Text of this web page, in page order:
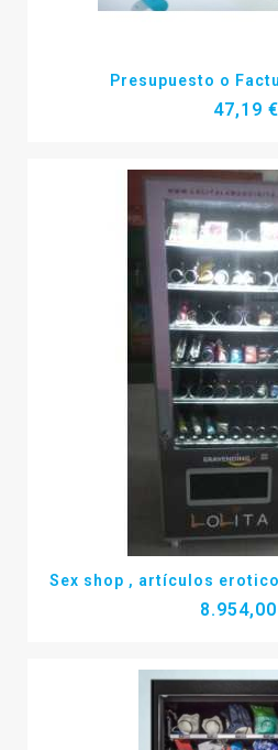
Más
Presupuesto o
47,19 €
Más